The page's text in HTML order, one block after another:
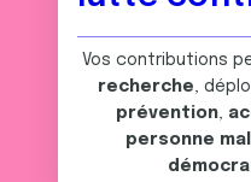
Vos contributions
recherche,
prévention,
personne